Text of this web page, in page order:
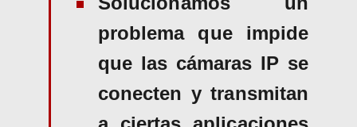
problema que impide
que las cámaras IP se
conecten y transmitan